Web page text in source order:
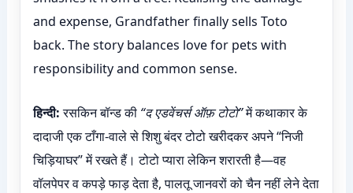
and expense, Grandfather finally sells Toto
back. The story balances love for pets with
responsibility and common sense.
हिन्दी:रसकिन बॉन्ड की “द एडवेंचर्स ऑफ़ टोटो”में कथाकार के
दादाजी एक टाँगा-वाले से शिशु बंदर टोटो खरीदकर अपने “निजी
चिड़ियाघर” में रखते हैं। टोटो प्यारा लेकिन शरारती है—वह
वॉलपेपर व कपड़े फाड़ देता है, पालतू जानवरों को चैन नहीं लेने देता